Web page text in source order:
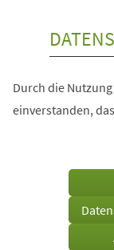
Durch die
einverstanden,